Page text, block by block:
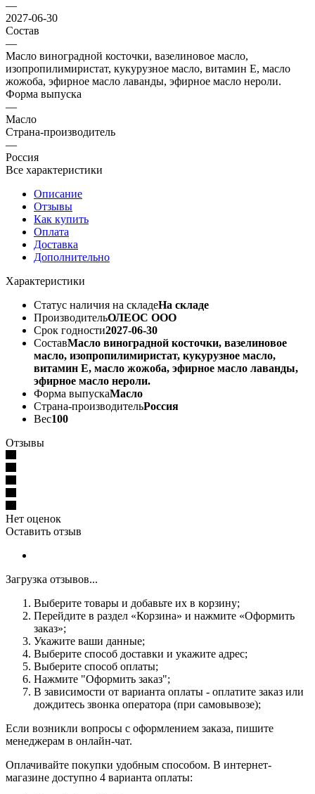
—
2027-06-30
Состав
—
Масло виноградной косточки, вазелиновое масло,
изопропилимиристат, кукурузное масло, витамин Е, масло
жожоба, эфирное масло лаванды, эфирное масло нероли.
Форма выпуска
—
Масло
Страна-производитель
—
Россия
Все характеристики
Описание
Отзывы
Как купить
Оплата
Доставка
Дополнительно
Характеристики
Статус наличия на складеНа складе
ПроизводительОЛЕОС ООО
Срок годности2027-06-30
СоставМасло виноградной косточки, вазелиновое
масло, изопропилимиристат, кукурузное масло,
витамин Е, масло жожоба, эфирное масло лаванды,
эфирное масло нероли.
Форма выпускаМасло
Страна-производительРоссия
Вес100
Отзывы
Нет оценок
Оставить отзыв
Загрузка отзывов...
Выберите товары и добавьте их в корзину;
Перейдите в раздел «Корзина» и нажмите «Оформить
заказ»;
Укажите ваши данные;
Выберите способ доставки и укажите адрес;
Выберите способ оплаты;
Нажмите "Оформить заказ";
В зависимости от варианта оплаты - оплатите заказ или
дождитесь звонка оператора (при самовывозе);
Если возникли вопросы с оформлением заказа, пишите
менеджерам в онлайн-чат.
Оплачивайте покупки удобным способом. В интернет-
магазине доступно 4 варианта оплаты: